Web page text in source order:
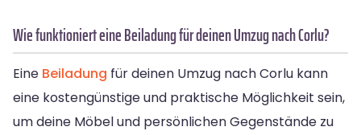
Wie funktioniert eine Beiladung für deinen Umzug nach Corlu?
Eine Beiladung für deinen Umzug nach Corlu kann
eine kostengünstige und praktische Möglichkeit sein,
um deine Möbel und persönlichen Gegenstände zu